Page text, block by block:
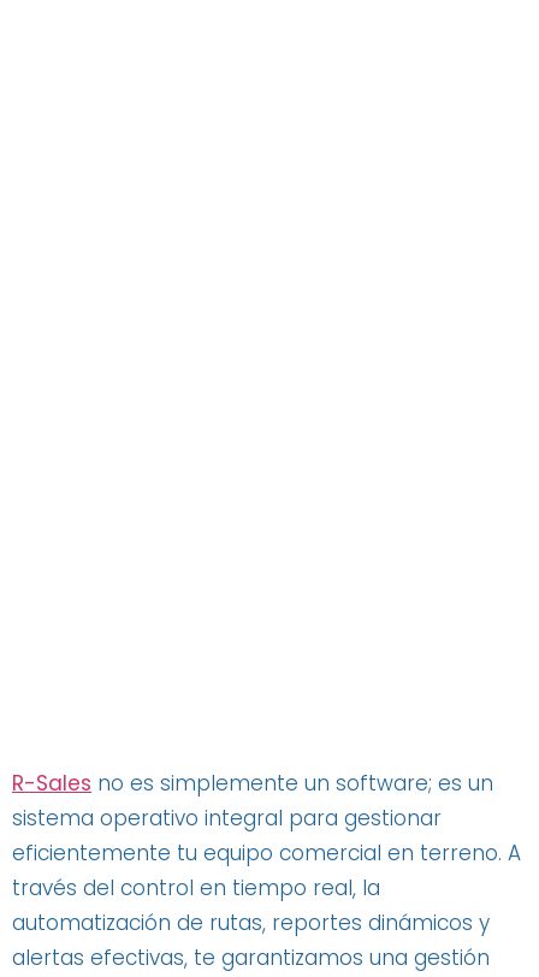
R-Sales no es simplemente un software; es un
sistema operativo integral para gestionar
eficientemente tu equipo comercial en terreno. A
través del control en tiempo real, la
automatización de rutas, reportes dinámicos y
alertas efectivas, te garantizamos una gestión